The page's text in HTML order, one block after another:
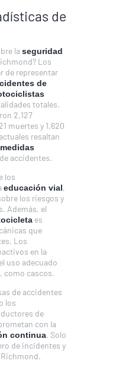
de
la seguridad
Los
de representar
de
totales.
2,127
muertes y 1,620
resaltan
medidas
de accidentes.
los
educación vial,
los riesgos y
Además, el
es
que
Los
en la
uso adecuado
, como cascos.
de accidentes
los
de
con la
continua. Solo
de incidentes y